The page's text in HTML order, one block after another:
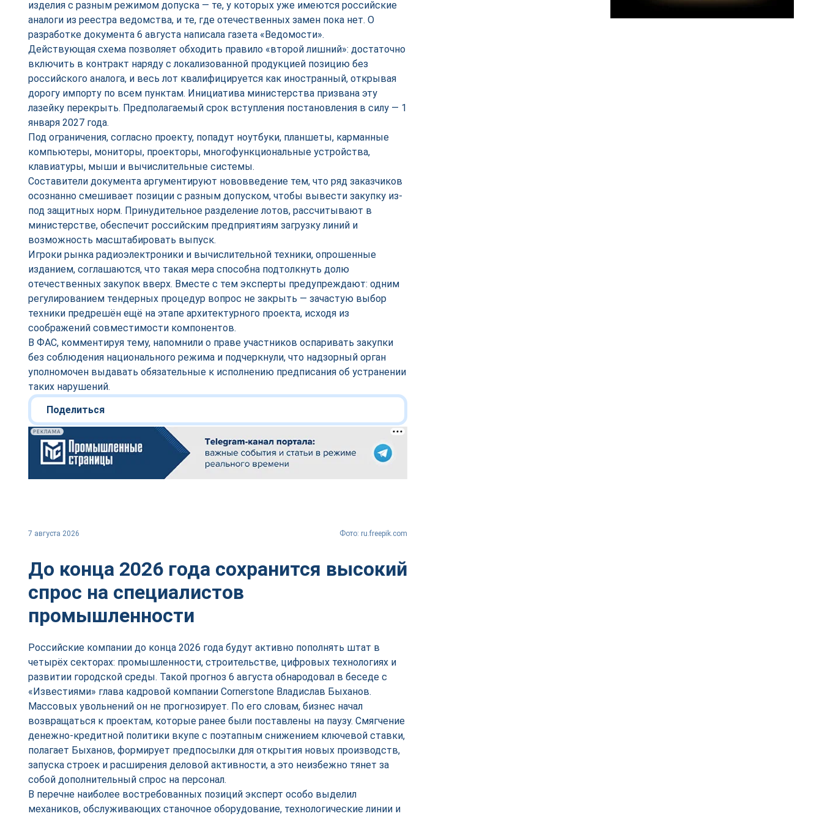
изделия с разным режимом допуска — те, у которых уже имеются российские
аналоги из реестра ведомства, и те, где отечественных замен пока нет. О
разработке документа 6 августа написала газета «Ведомости».
Действующая схема позволяет обходить правило «второй лишний»: достаточно
включить в контракт наряду с локализованной продукцией позицию без
российского аналога, и весь лот квалифицируется как иностранный, открывая
дорогу импорту по всем пунктам. Инициатива министерства призвана эту
лазейку перекрыть. Предполагаемый срок вступления постановления в силу — 1
января 2027 года.
Под ограничения, согласно проекту, попадут ноутбуки, планшеты, карманные
компьютеры, мониторы, проекторы, многофункциональные устройства,
клавиатуры, мыши и вычислительные системы.
Составители документа аргументируют нововведение тем, что ряд заказчиков
осознанно смешивает позиции с разным допуском, чтобы вывести закупку из-
под защитных норм. Принудительное разделение лотов, рассчитывают в
министерстве, обеспечит российским предприятиям загрузку линий и
возможность масштабировать выпуск.
Игроки рынка радиоэлектроники и вычислительной техники, опрошенные
изданием, соглашаются, что такая мера способна подтолкнуть долю
отечественных закупок вверх. Вместе с тем эксперты предупреждают: одним
регулированием тендерных процедур вопрос не закрыть — зачастую выбор
техники предрешён ещё на этапе архитектурного проекта, исходя из
соображений совместимости компонентов.
В ФАС, комментируя тему, напомнили о праве участников оспаривать закупки
без соблюдения национального режима и подчеркнули, что надзорный орган
уполномочен выдавать обязательные к исполнению предписания об устранении
таких нарушений.
Поделиться
РЕКЛАМА
7 августа 2026 Фото: ru.freepik.com
До конца 2026 года сохранится высокий
спрос на специалистов
промышленности
Российские компании до конца 2026 года будут активно пополнять штат в
четырёх секторах: промышленности, строительстве, цифровых технологиях и
развитии городской среды. Такой прогноз 6 августа обнародовал в беседе с
«Известиями» глава кадровой компании Cornerstone Владислав Быханов.
Массовых увольнений он не прогнозирует. По его словам, бизнес начал
возвращаться к проектам, которые ранее были поставлены на паузу. Смягчение
денежно-кредитной политики вкупе с поэтапным снижением ключевой ставки,
полагает Быханов, формирует предпосылки для открытия новых производств,
запуска строек и расширения деловой активности, а это неизбежно тянет за
собой дополнительный спрос на персонал.
В перечне наиболее востребованных позиций эксперт особо выделил
механиков, обслуживающих станочное оборудование, технологические линии и